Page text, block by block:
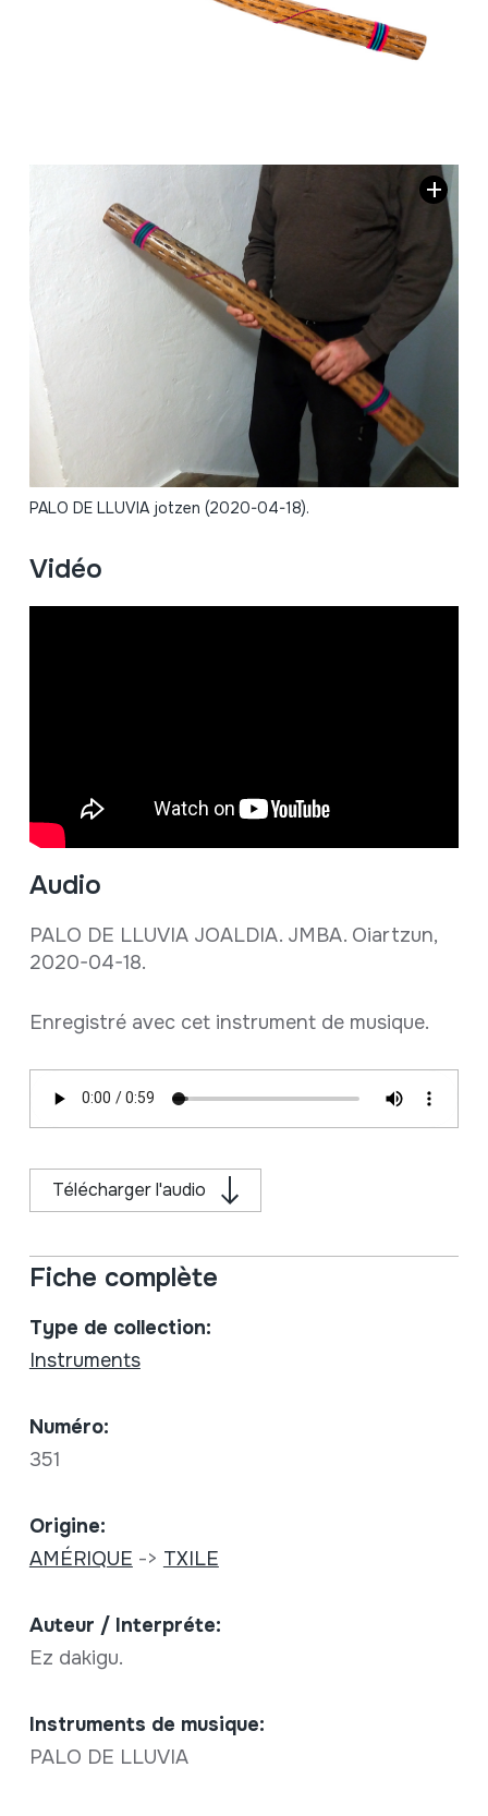
PALO DE LLUVIA jotzen (2020-04-18).
Vidéo
Audio
PALO DE LLUVIA JOALDIA. JMBA. Oiartzun,
2020-04-18.
Enregistré avec cet instrument de musique.
Télécharger l'audio
Fiche complète
Type de collection:
Instruments
Numéro:
351
Origine:
AMÉRIQUE -> TXILE
Auteur / Interpréte:
Ez dakigu.
Instruments de musique:
PALO DE LLUVIA